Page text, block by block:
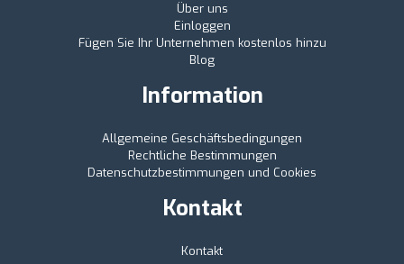
Über uns
Einloggen
Fügen Sie Ihr Unternehmen kostenlos hinzu
Blog
Information
Allgemeine Geschäftsbedingungen
Rechtliche Bestimmungen
Datenschutzbestimmungen und Cookies
Kontakt
Kontakt